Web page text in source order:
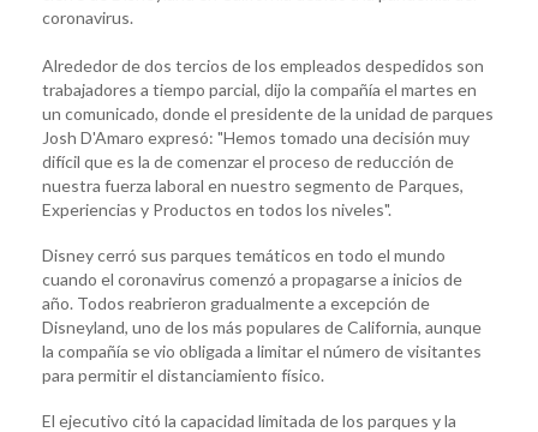
coronavirus.
Alrededor de dos tercios de los empleados despedidos son
trabajadores a tiempo parcial, dijo la compañía el martes en
un comunicado, donde el presidente de la unidad de parques
Josh D'Amaro expresó: "Hemos tomado una decisión muy
difícil que es la de comenzar el proceso de reducción de
nuestra fuerza laboral en nuestro segmento de Parques,
Experiencias y Productos en todos los niveles".
Disney cerró sus parques temáticos en todo el mundo
cuando el coronavirus comenzó a propagarse a inicios de
año. Todos reabrieron gradualmente a excepción de
Disneyland, uno de los más populares de California, aunque
la compañía se vio obligada a limitar el número de visitantes
para permitir el distanciamiento físico.
El ejecutivo citó la capacidad limitada de los parques y la